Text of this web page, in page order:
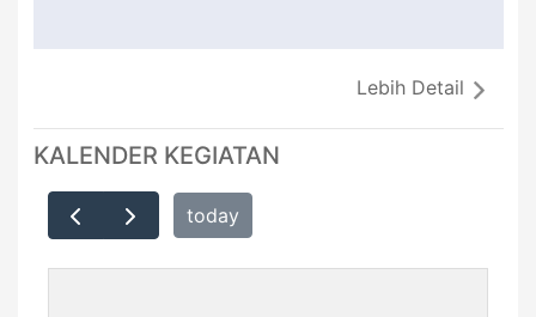
Lebih Detail
KALENDER KEGIATAN
today